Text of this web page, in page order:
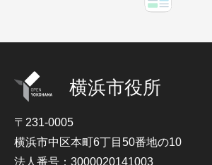
横浜市役所
〒231-0005
横浜市中区本町6丁目50番地の10
法人番号：3000020141003